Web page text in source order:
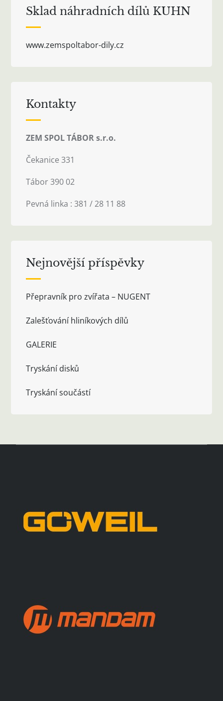
Sklad náhradních dílů KUHN
www.zemspoltabor-dily.cz
Kontakty
ZEM SPOL TÁBOR s.r.o.
Čekanice 331
Tábor 390 02
Pevná linka : 381 / 28 11 88
Nejnovější příspěvky
Přepravník pro zvířata – NUGENT
Zalešťování hliníkových dílů
GALERIE
Tryskání disků
Tryskání součástí